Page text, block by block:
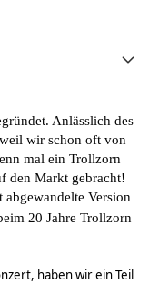
Anlässlich des
wir schon oft von
mal ein Trollzorn
den Markt gebracht!
Version
20 Jahre Trollzorn
haben wir ein Teil